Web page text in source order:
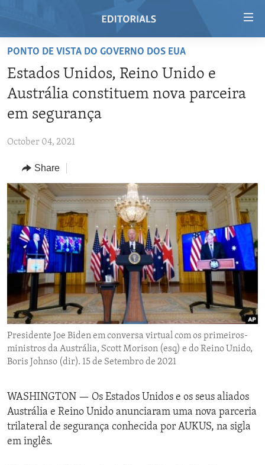
Skip
main
content
main
to
Search
AMERICAS
ASIA
EUROPE
MIDDLE EAST
TOPICS
HUMAN RIGHTS
SECURITY AND DEFENSE
AID AND DEVELOPMENT
DEMOCRACY AND GOVERNANCE
ECONOMY AND TRADE
ENVIRONMENT AND HEALTH
IDEALS AND INSTITUTIONS
ARCHIVE
ABOUT US
FOLLOW US
PONTO DE VISTA DO GOVERNO DOS EUA
Estados Unidos, Reino Unido e
Austrália constituem nova parceira
em segurança
October 04, 2021
Share
Presidente Joe Biden em conversa virtual com os primeiros-
ministros da Austrália, Scott Morison (esq) e do Reino Unido,
Boris Johnso (dir). 15 de Setembro de 2021
WASHINGTON — Os Estados Unidos e os seus aliados
Austrália e Reino Unido anunciaram uma nova parceria
trilateral de segurança conhecida por AUKUS, na sigla
em inglês.